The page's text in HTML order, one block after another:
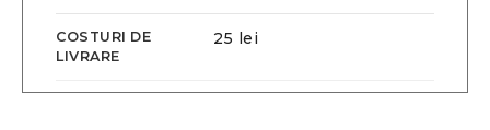
COSTURI DE
LIVRARE
25 lei